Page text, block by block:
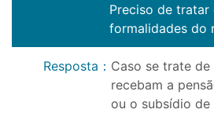
Preciso de tratar
formalidades do
Resposta ： Caso se trate
recebam a
ou o subsídio de